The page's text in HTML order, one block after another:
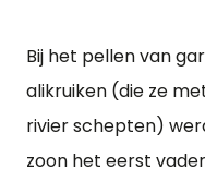
Bij het pellen van
alikruiken (die ze
rivier schepten)
zoon het eerst